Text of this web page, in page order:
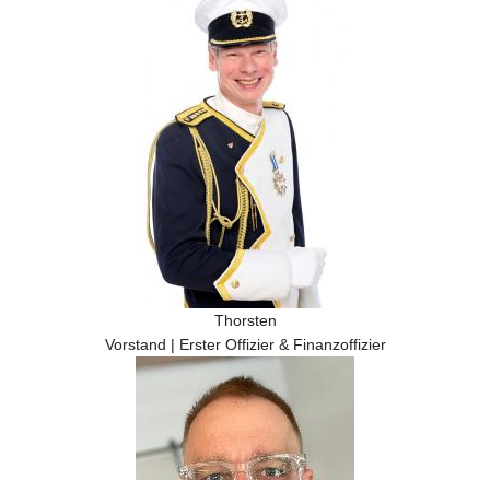
Thorsten
Vorstand | Erster Offizier & Finanzoffizier